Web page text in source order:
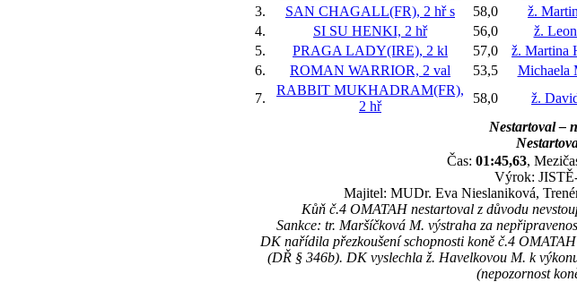
3.
SAN CHAGALL(FR), 2 hřs 58,0 ž.
4.
SI SU HENKI, 2 hř 56,0 ž.
5.
PRAGA LADY(IRE), 2 kl 57,0 ž. Martina
6.
ROMAN WARRIOR, 2 val 53,5 Michaela
7.
RABBIT MUKHADRAM(FR),
2 hř
58,0 ž.
Nestartoval –
Čas: 01:45,63,
Výrok:
Majitel: MUDr. Eva Nieslaniková,
Kůň č.4 OMATAH nestartoval z důvodu
Sankce: tr. Maršíčková M. výstraha za
DK nařídila přezkoušení schopnosti koně č.4
(DŘ § 346b). DK vyslechla ž. Havelkovou M. k
(nepozornost